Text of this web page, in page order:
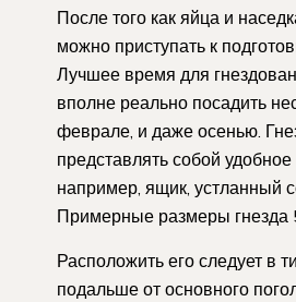
После того как яйца и
можно приступать к
Лучшее время для
вполне реально посадить
феврале, и даже осенью.
представлять собой удобное
например, ящик, устланный
Примерные размеры гнезда
Расположить его следует в
подальше от основного